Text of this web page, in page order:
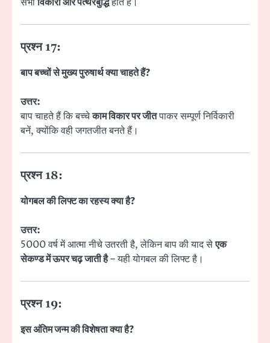
प्रश्न 17:
बाप बच्चों से मुख्य पुरुषार्थ क्या चाहते हैं?
उत्तर:
बाप चाहते हैं कि बच्चेकाम विकार पर जीतपाकर सम्पूर्ण निर्विकारी
बनें, क्योंकि वही जगतजीत बनते हैं।
प्रश्न 18:
योगबल की लिफ्ट का रहस्य क्या है?
उत्तर:
5000 वर्ष में आत्मा नीचे उतरती है, लेकिन बाप की याद सेएक
सेकण्ड में ऊपर चढ़ जाती है– यही योगबल की लिफ्ट है।
प्रश्न 19:
इस अंतिम जन्म की विशेषता क्या है?